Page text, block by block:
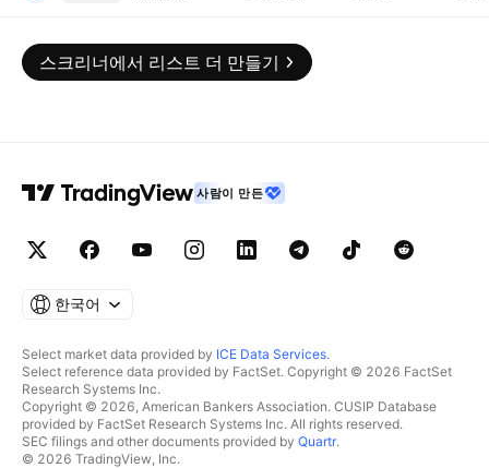
스크리너에서 리스트 더 만들기
사람이 만든
한국어
Select market data provided by ICE Data Services.
Select reference data provided by FactSet. Copyright © 2026 FactSet
Research Systems Inc.
Copyright © 2026, American Bankers Association. CUSIP Database
provided by FactSet Research Systems Inc. All rights reserved.
SEC filings and other documents provided by Quartr.
© 2026 TradingView, Inc.